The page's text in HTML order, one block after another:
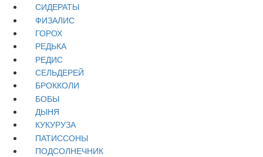
СИДЕРАТЫ
ФИЗАЛИС
ГОРОХ
РЕДЬКА
РЕДИС
СЕЛЬДЕРЕЙ
БРОККОЛИ
БОБЫ
ДЫНЯ
КУКУРУЗА
ПАТИССОНЫ
ПОДСОЛНЕЧНИК